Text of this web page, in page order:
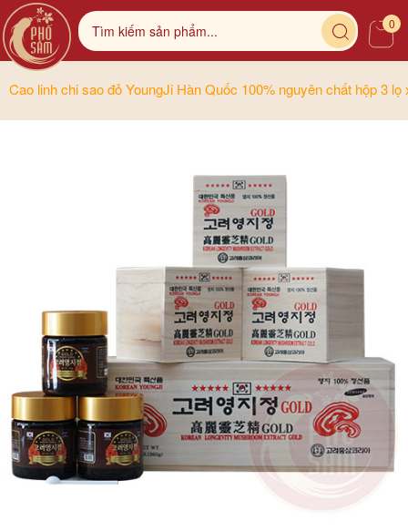
0
Cao linh chi sao đỏ YoungJi Hàn Quốc 100% nguyên chất hộp 3 lọ